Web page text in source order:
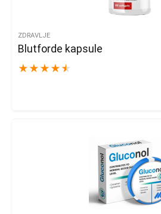
ZDRAVLJE
Blutforde kapsule
★ ★ ★ ★ ★